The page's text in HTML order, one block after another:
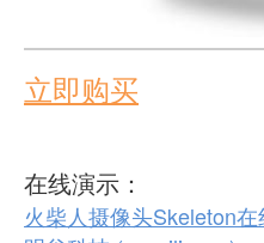
立即购买
在线演示：
火柴人摄像头Skeleton